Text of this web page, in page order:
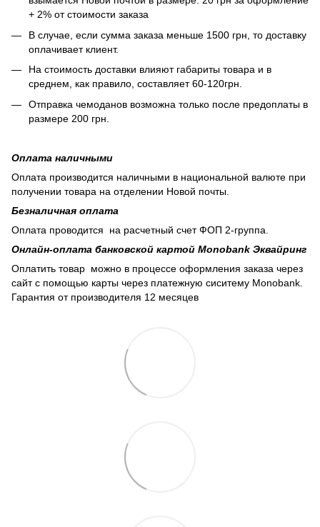
+ 2% от стоимости заказа
В случае, если сумма заказа меньше 1500 грн, то доставку
оплачивает клиент.
На стоимость доставки влияют габариты товара и в
среднем, как правило, составляет 60-120грн.
Отправка чемоданов возможна только после предоплаты в
размере 200 грн.
Оплата наличными
Оплата производится наличными в национальной валюте при
получении товара на отделении Новой почты.
Безналичная оплата
Оплата проводится на расчетный счет ФОП 2-группа.
Онлайн-оплата банковской картой Monobank Эквайринг
Оплатить товар можно в процессе оформления заказа через
сайт с помощью карты через платежную сиситему Monobank.
Гарантия от производителя 12 месяцев